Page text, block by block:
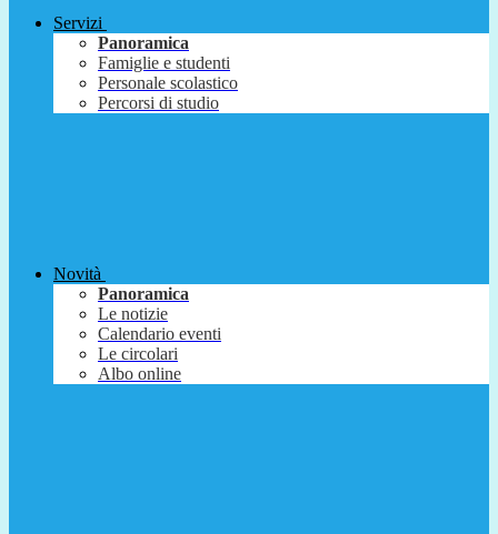
Servizi
Panoramica
Famiglie e studenti
Personale scolastico
Percorsi di studio
Novità
Panoramica
Le notizie
Calendario eventi
Le circolari
Albo online